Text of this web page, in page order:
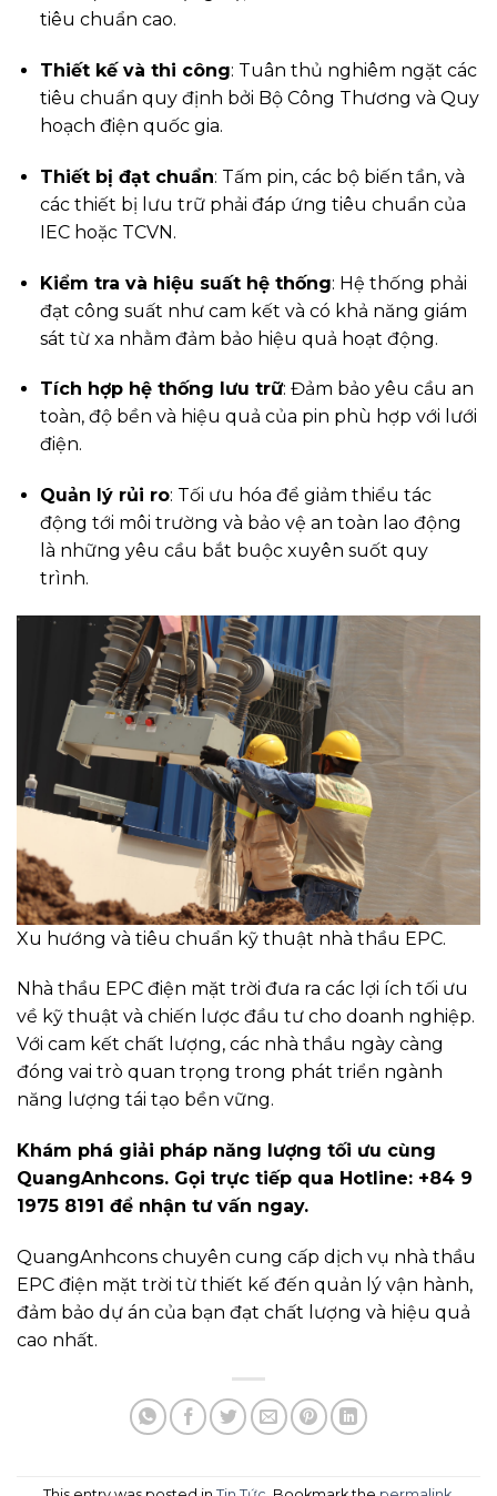
tiêu chuẩn cao.
Thiết kế và thi công: Tuân thủ nghiêm ngặt các
tiêu chuẩn quy định bởi Bộ Công Thương và Quy
hoạch điện quốc gia.
Thiết bị đạt chuẩn: Tấm pin, các bộ biến tần, và
các thiết bị lưu trữ phải đáp ứng tiêu chuẩn của
IEC hoặc TCVN.
Kiểm tra và hiệu suất hệ thống: Hệ thống phải
đạt công suất như cam kết và có khả năng giám
sát từ xa nhằm đảm bảo hiệu quả hoạt động.
Tích hợp hệ thống lưu trữ: Đảm bảo yêu cầu an
toàn, độ bền và hiệu quả của pin phù hợp với lưới
điện.
Quản lý rủi ro: Tối ưu hóa để giảm thiểu tác
động tới môi trường và bảo vệ an toàn lao động
là những yêu cầu bắt buộc xuyên suốt quy
trình.
Xu hướng và tiêu chuẩn kỹ thuật nhà thầu EPC.
Nhà thầu EPC điện mặt trời đưa ra các lợi ích tối ưu
về kỹ thuật và chiến lược đầu tư cho doanh nghiệp.
Với cam kết chất lượng, các nhà thầu ngày càng
đóng vai trò quan trọng trong phát triển ngành
năng lượng tái tạo bền vững.
Khám phá giải pháp năng lượng tối ưu cùng
QuangAnhcons. Gọi trực tiếp qua Hotline: +84 9
1975 8191 để nhận tư vấn ngay.
QuangAnhcons chuyên cung cấp dịch vụ nhà thầu
EPC điện mặt trời từ thiết kế đến quản lý vận hành,
đảm bảo dự án của bạn đạt chất lượng và hiệu quả
cao nhất.